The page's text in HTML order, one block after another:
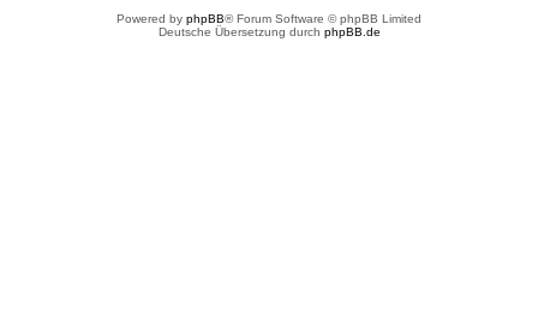
Powered by phpBB® Forum Software © phpBB Limited
Deutsche Übersetzung durch phpBB.de